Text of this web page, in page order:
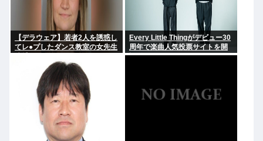
【デラウェア】若者2人を誘惑し
てレ●プしたダンス教室の女先生
Every Little Thingがデビュー30
周年で楽曲人気投票サイトを開
設 俺はもちろんFace the